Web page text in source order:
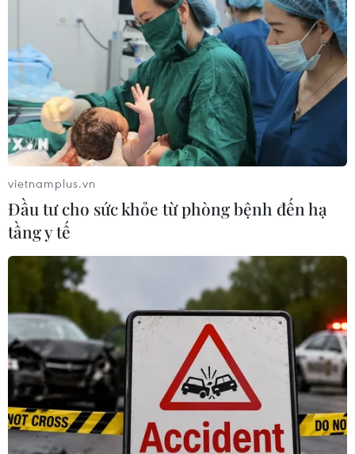
TIN CÙNG CHUYÊN MỤC
Truyền thông Hàn Quốc đánh giá
cao đội tuyển Việt Nam với chuỗi 22
trận bất bại
09/08/2026 04:22
Đội tuyển Việt Nam đối đầu Malaysia
tại bán kết ASEAN Cup 2026
08/08/2026 15:53
vietnamplus.vn
Đầu tư cho sức khỏe từ phòng bệnh đến hạ
tầng y tế